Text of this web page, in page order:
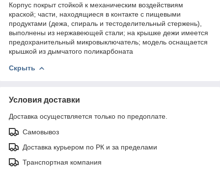
Корпус покрыт стойкой к механическим воздействиям
краской; части, находящиеся в контакте с пищевыми
продуктами (дежа, спираль и тестоделительный стержень),
выполнены из нержавеющей стали; на крышке дежи имеется
предохранительный микровыключатель; модель оснащается
крышкой из дымчатого поликарбоната
Скрыть
Условия доставки
Доставка осуществляется только по предоплате.
Самовывоз
Доставка курьером по РК и за пределами
Транспортная компания